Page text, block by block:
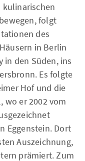
folgt
des
in Berlin
in den Süden, ins
Es folgte
Hof und die
wo er 2002 vom
Eggenstein. Dort
Auszeichnung,
prämiert. Zum